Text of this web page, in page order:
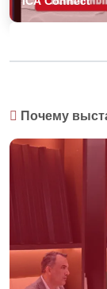
Почему